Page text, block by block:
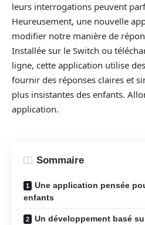
leurs interrogations peuvent
Heureusement, une nouvelle
modifier notre manière de
Installée sur le Switch ou
ligne, cette application utilise
fournir des réponses claires et
plus insistantes des enfants.
application.
Sommaire
Une application pensée
enfants
Un développement basé